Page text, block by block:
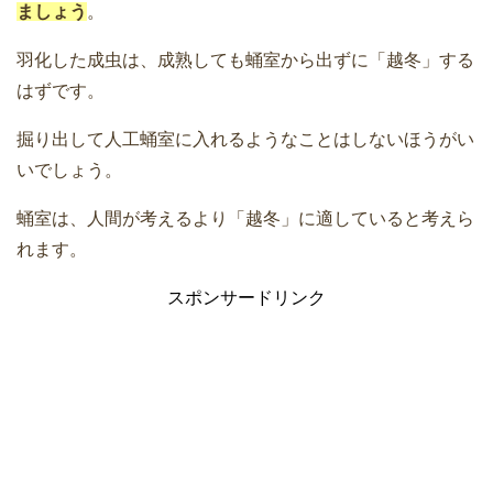
ましょう 。
羽化した成虫は、成熟しても蛹室から出ずに「越冬」する
はずです。
掘り出して人工蛹室に入れるようなことはしないほうがい
いでしょう。
蛹室は、人間が考えるより「越冬」に適していると考えら
れます。
スポンサードリンク